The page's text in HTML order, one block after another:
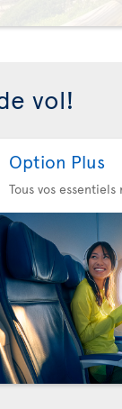
vol!
Option Plus
Tous vos essentiels